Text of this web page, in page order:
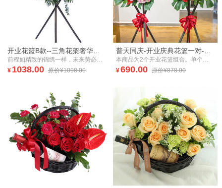
开业花篮B款--三角花架奢华款开业花篮、庆典花篮
前程如精致的锦绣一样，未来势必十分美好。
¥ 1038.00 原价¥1098.00
普天同庆-开业庆典花篮一对-鲜花好事成双、双喜临门开张鲜花礼品送女朋友元旦新年春节送礼拜访生日礼物
本商品为2个开业花篮组合。单个花篮花材：红太阳花20枝，粉色绣球1枝，粉洋桔梗10枝，粉红百合2枝，散尾葵5枝，龟背叶5枝，栀子叶10枝。
¥690.00 原价¥878.00